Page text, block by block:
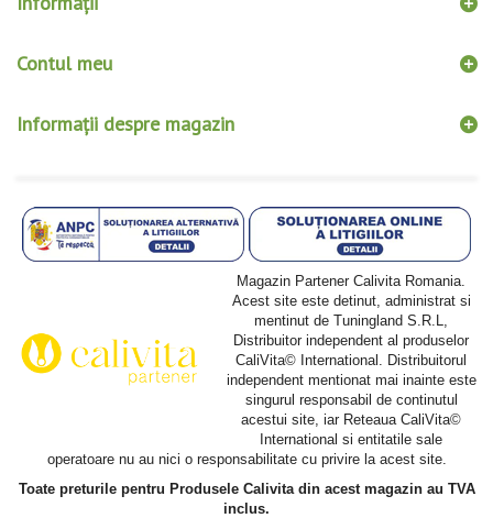
Contul meu
Informații despre magazin
Magazin Partener Calivita Romania.
Acest site este detinut, administrat si
mentinut de Tuningland S.R.L,
Distribuitor independent al produselor
CaliVita© International. Distribuitorul
independent mentionat mai inainte este
singurul responsabil de continutul
acestui site, iar Reteaua CaliVita©
International si entitatile sale
operatoare nu au nici o responsabilitate cu privire la acest site.
Toate preturile pentru Produsele Calivita din acest magazin au TVA
inclus.